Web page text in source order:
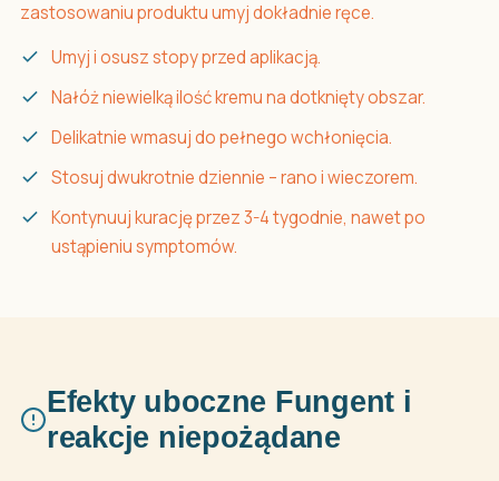
zastosowaniu produktu umyj dokładnie ręce.
Umyj i osusz stopy przed aplikacją.
Nałóż niewielką ilość kremu na dotknięty obszar.
Delikatnie wmasuj do pełnego wchłonięcia.
Stosuj dwukrotnie dziennie – rano i wieczorem.
Kontynuuj kurację przez 3-4 tygodnie, nawet po
ustąpieniu symptomów.
Efekty uboczne Fungent i
reakcje niepożądane